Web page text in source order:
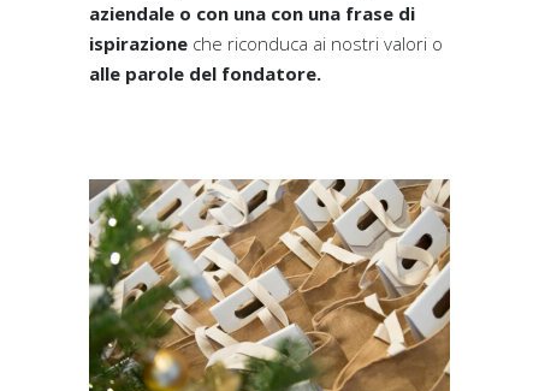
aziendale o con una con una frase di
ispirazione che riconduca ai nostri valori o
alle parole del fondatore.